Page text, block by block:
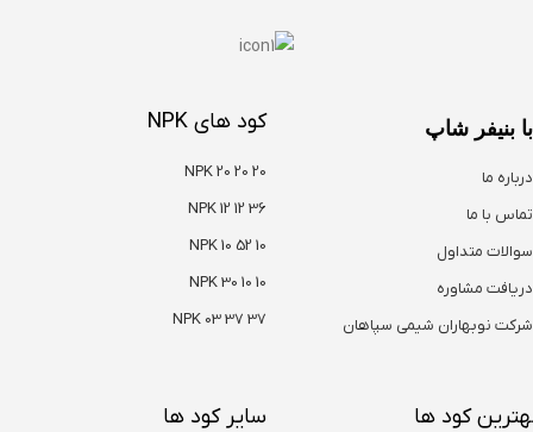
با بنیفر شاپ
درباره ما
تماس با ما
سوالات متداول
دریافت مشاوره
شرکت نوبهاران شیمی سپاهان
کود های NPK
NPK 20 20 20
NPK 12 12 36
NPK 10 52 10
NPK 30 10 10
NPK 03 37 37
کود ها سایر کود ها